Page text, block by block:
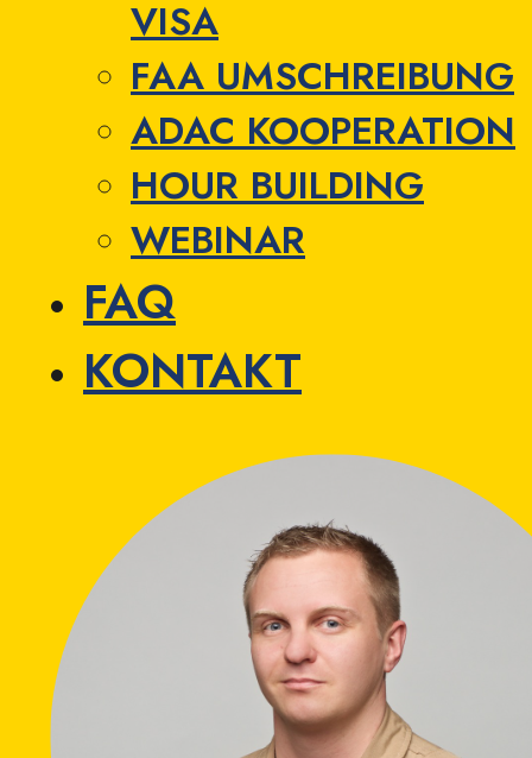
VISA
FAA UMSCHREIBUNG
ADAC KOOPERATION
HOUR BUILDING
WEBINAR
FAQ
KONTAKT